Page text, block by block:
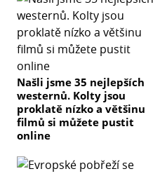
Našli jsme 35 nejlepších
westernů. Kolty jsou
proklatě nízko a většinu
filmů si můžete pustit
online